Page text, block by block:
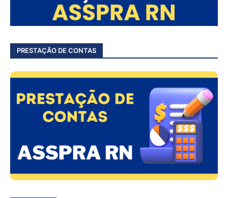
PRESTAÇÃO DE CONTAS